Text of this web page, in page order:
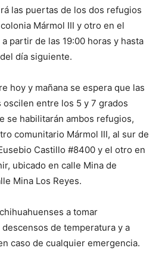
las puertas de los dos refugios
Mármol III y otro en el
a partir de las 19:00 horas y hasta
día siguiente.
hoy y mañana se espera que las
entre los 5 y 7 grados
se habilitarán ambos refugios,
comunitario Mármol III, al sur de
Castillo #8400 y el otro en
ubicado en calle Mina de
Mina Los Reyes.
a tomar
de temperatura y a
caso de cualquier emergencia.